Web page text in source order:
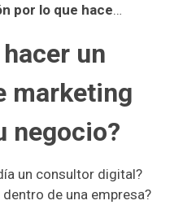
por lo que hace…
un
marketing
negocio?
un consultor digital?
de una empresa?